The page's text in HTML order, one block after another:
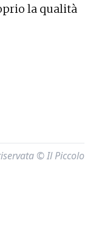
la qualità
© Il Piccolo